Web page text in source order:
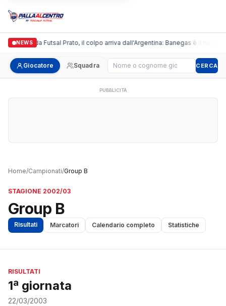
NEWS
Italgronda Futsal Prato, il colpo arriva dall'Argentina: Banegas è il nuovo
Giocatore Squadra Cerca giocatore CERCA
PUBBLICITÀ
Home/Campionati/Group B
STAGIONE 2002/03
Group B
Risultati Marcatori Calendario completo Statistiche
RISULTATI
1ª giornata
22/03/2003